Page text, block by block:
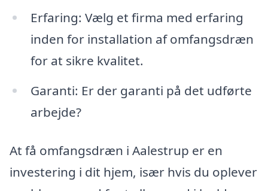
Erfaring: Vælg et firma med erfaring
inden for installation af omfangsdræn
for at sikre kvalitet.
Garanti: Er der garanti på det udførte
arbejde?
At få omfangsdræn i Aalestrup er en
investering i dit hjem, især hvis du oplever